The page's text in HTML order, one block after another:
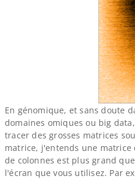
En génomique, et sans doute
domaines omiques ou big
tracer des grosses matrices
matrice, j'entends une
de colonnes est plus grand
l'écran que vous utilisez. Par